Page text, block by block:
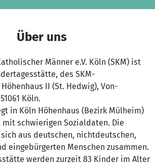
Über uns
Männer e.V. Köln (SKM) ist
des SKM-
II (St. Hedwig), Von-
Köln.
in Köln Höhenhaus (Bezirk Mülheim)
schwierigen Sozialdaten. Die
aus deutschen, nichtdeutschen,
eingebürgerten Menschen zusammen.
werden zurzeit 83 Kinder im Alter